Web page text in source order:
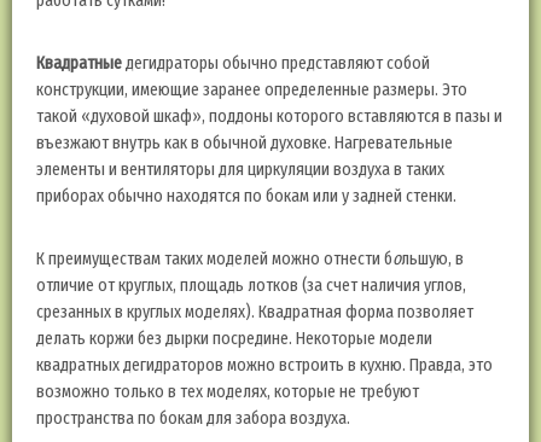
Квадратныедегидраторы обычно представляют собой
конструкции, имеющие заранее определенные размеры. Это
такой «духовой шкаф», поддоны которого вставляются в пазы и
въезжают внутрь как в обычной духовке. Нагревательные
элементы и вентиляторы для циркуляции воздуха в таких
приборах обычно находятся по бокам или у задней стенки.
К преимуществам таких моделей можно отнести большую, в
отличие от круглых, площадь лотков (за счет наличия углов,
срезанных в круглых моделях). Квадратная форма позволяет
делать коржи без дырки посредине. Некоторые модели
квадратных дегидраторов можно встроить в кухню. Правда, это
возможно только в тех моделях, которые не требуют
пространства по бокам для забора воздуха.